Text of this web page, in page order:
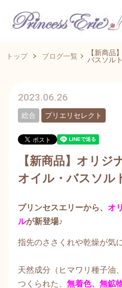
トップ ブログ一覧
【新商品
バスソル
2023.06.26
総合 プリエリセレクト
【新商品】オリジ
オイル・バスソル
プリンセスエリーから、 オ
ルが新登場♪
指先のささくれや乾燥が気
天然成分（ヒマワリ種子油
つくられた、 無着色、無鉱